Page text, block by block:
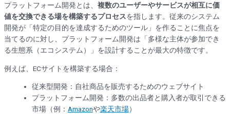
プラットフォーム開発とは、 複数のユーザーやサービスが相互に価
値を交換できる場を構築するプロセスを指します。従来のシステム
開発が「特定の目的を達成するためのツール」を作ることに焦点を
当てるのに対し、プラットフォーム開発は「多様な主体が参加でき
る生態系（エコシステム）」を設計することが最大の特徴です。
例えば、ECサイトを構築する場合：
従来型開発：自社商品を販売するためのウェブサイト
プラットフォーム開発：多数の出品者と購入者が取引できる
市場（例： Amazonや楽天市場）